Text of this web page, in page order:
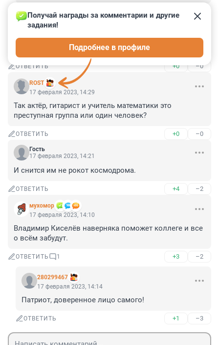
ОТВЕТИТЬ –0
Гость
Начнётся махач?
ОТВЕТИТЬ +0 –0
ROST
Получай награды за комментарии и другие
задания!
Подробнее в профиле
17 февраля 2023, 14:29
Так актёр, гитарист и учитель математики это
преступная группа или один человек?
ОТВЕТИТЬ +0 –0
Гость
17 февраля 2023, 14:21
И снится им не рокот космодрома.
ОТВЕТИТЬ +4 –2
мухомор
17 февраля 2023, 14:10
Владимир Киселёв наверняка поможет коллеге и все
о всём забудут.
ОТВЕТИТЬ 1 +3 –2
280299467
17 февраля 2023, 14:14
Патриот, доверенное лицо самого!
ОТВЕТИТЬ +1 –3